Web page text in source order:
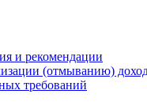
и рекомендации
(отмыванию)
требований